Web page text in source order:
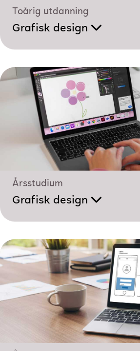
Toårig utdanning
Grafisk design
Årsstudium
Grafisk design